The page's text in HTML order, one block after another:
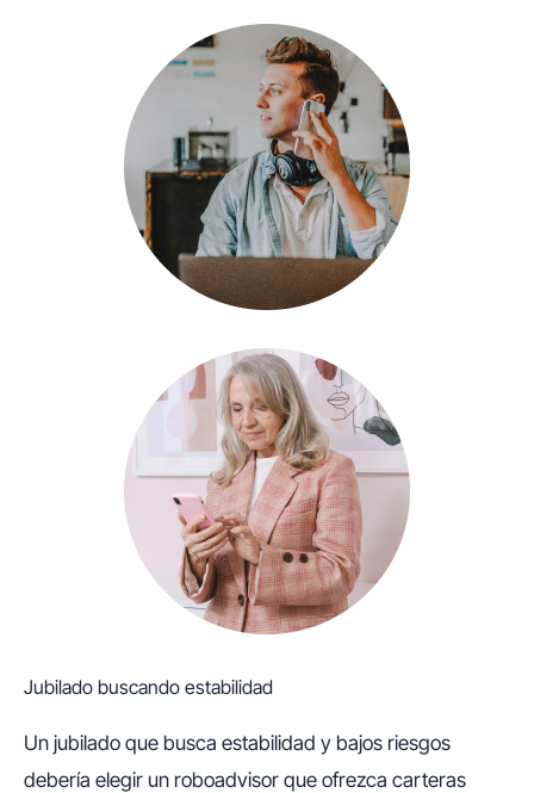
Jubilado buscando estabilidad
Un jubilado que busca estabilidad y bajos riesgos
debería elegir un roboadvisor que ofrezca carteras